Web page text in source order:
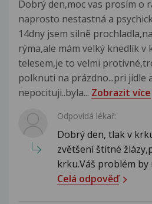
Dobrý den,moc vas prosím o
naprosto nestastná a
14dny jsem silně
rýma,ale mám velký knedlík v
telesem,je to velmi
polknuti na prázdno...pri jidle
nepocituji..byla... Zobrazit více
Odpovídá lékař:
Dobrý den, tlak v
zvětšení štítné
krku.Váš problém by
Celá odpověď